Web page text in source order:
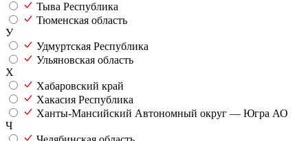
Тыва Республика
Тюменская область
У
Удмуртская Республика
Ульяновская область
Х
Хабаровский край
Хакасия Республика
Ханты-Мансийский Автономный округ — Югра АО
Ч